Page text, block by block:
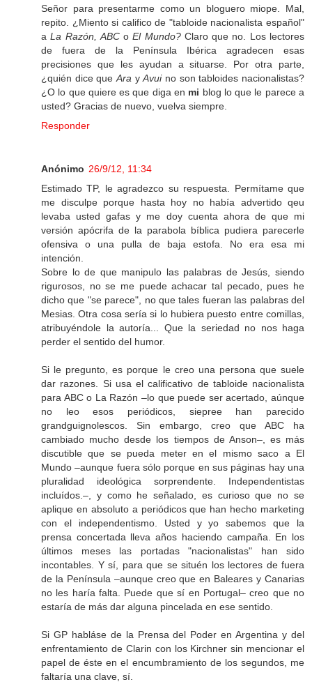
Señor para presentarme como un bloguero miope. Mal,
repito. ¿Miento si califico de "tabloide nacionalista español"
aLa Razón, ABCoEl Mundo?Claro que no. Los lectores
de fuera de la Península Ibérica agradecen esas
precisiones que les ayudan a situarse. Por otra parte,
¿quién dice queAra yAvuino son tabloides nacionalistas?
¿O lo que quiere es que diga en mi blog lo que le parece a
usted? Gracias de nuevo, vuelva siempre.
Responder
Anónimo 26/9/12, 11:34
Estimado TP, le agradezco su respuesta. Permítame que
me disculpe porque hasta hoy no había advertido qeu
levaba usted gafas y me doy cuenta ahora de que mi
versión apócrifa de la parabola bíblica pudiera parecerle
ofensiva o una pulla de baja estofa. No era esa mi
intención.
Sobre lo de que manipulo las palabras de Jesús, siendo
rigurosos, no se me puede achacar tal pecado, pues he
dicho que "se parece", no que tales fueran las palabras del
Mesias. Otra cosa sería si lo hubiera puesto entre comillas,
atribuyéndole la autoría... Que la seriedad no nos haga
perder el sentido del humor.
Si le pregunto, es porque le creo una persona que suele
dar razones. Si usa el calificativo de tabloide nacionalista
para ABC o La Razón –lo que puede ser acertado, aúnque
no leo esos periódicos, siepree han parecido
grandguignolescos. Sin embargo, creo que ABC ha
cambiado mucho desde los tiempos de Anson–, es más
discutible que se pueda meter en el mismo saco a El
Mundo –aunque fuera sólo porque en sus páginas hay una
pluralidad ideológica sorprendente. Independentistas
incluídos.–, y como he señalado, es curioso que no se
aplique en absoluto a periódicos que han hecho marketing
con el independentismo. Usted y yo sabemos que la
prensa concertada lleva años haciendo campaña. En los
últimos meses las portadas "nacionalistas" han sido
incontables. Y sí, para que se situén los lectores de fuera
de la Península –aunque creo que en Baleares y Canarias
no les haría falta. Puede que sí en Portugal– creo que no
estaría de más dar alguna pincelada en ese sentido.
Si GP habláse de la Prensa del Poder en Argentina y del
enfrentamiento de Clarin con los Kirchner sin mencionar el
papel de éste en el encumbramiento de los segundos, me
faltaría una clave, sí.